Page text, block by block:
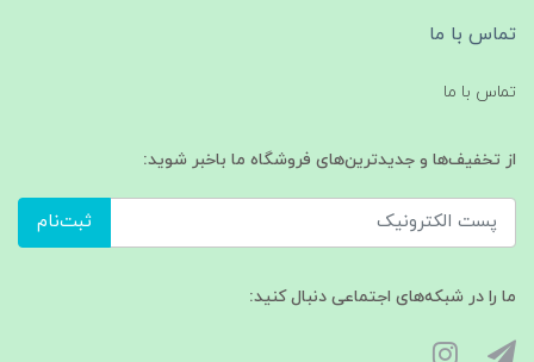
تماس با ما
تماس با ما
از تخفیف‌ها و جدیدترین‌های فروشگاه ما باخبر شوید:
ثبت‌نام
ما را در شبکه‌های اجتماعی دنبال کنید: